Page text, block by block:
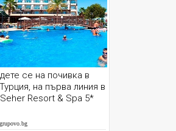
се на почивка в
на първа линия в
Resort & Spa 5*
grupovo.bg